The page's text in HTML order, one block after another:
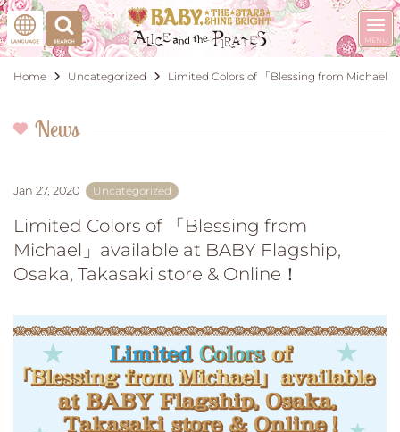
Home Uncategorized Limited Colors of 「Blessing from Michael
News
Jan 27, 2020 Uncategorized
Limited Colors of 「Blessing from
Michael」available at BABY Flagship,
Osaka, Takasaki store & Online！